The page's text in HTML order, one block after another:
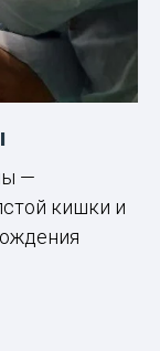
—
кишки и